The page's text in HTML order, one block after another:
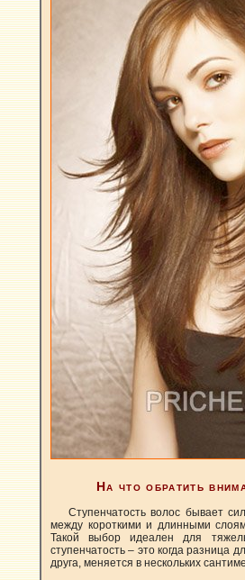
На что обратить
Ступенчатость волос бывает
между короткими и длинными
Такой выбор идеален для
ступенчатость – это когда разница
друга, меняется в нескольких